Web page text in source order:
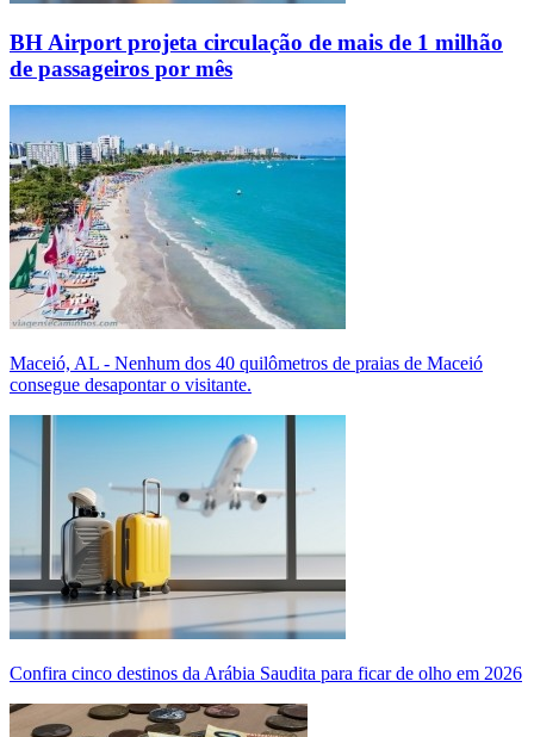
BH Airport projeta circulação de mais de 1 milhão
de passageiros por mês
Maceió, AL - Nenhum dos 40 quilômetros de praias de Maceió
consegue desapontar o visitante.
Confira cinco destinos da Arábia Saudita para ficar de olho em 2026